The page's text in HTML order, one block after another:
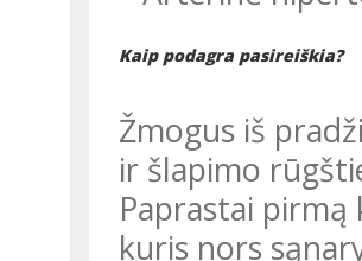
Kaip podagra pasireiškia?
Žmogus iš
ir šlapimo
Paprastai
kuris nors